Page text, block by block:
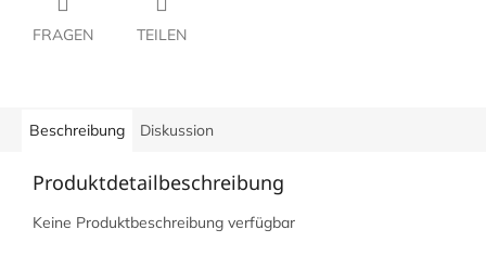
FRAGEN TEILEN
Beschreibung Diskussion
Produktdetailbeschreibung
Keine Produktbeschreibung verfügbar